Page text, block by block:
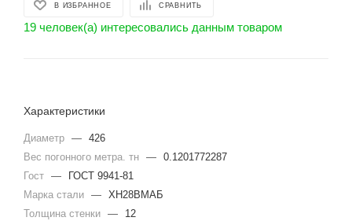
В ИЗБРАННОЕ СРАВНИТЬ
19 человек(а) интересовались данным товаром
Характеристики
Диаметр — 426
Вес погонного метра. тн — 0.1201772287
Гост —
ГОСТ 9941-81
Марка стали — ХН28ВМАБ
Толщина стенки —
12